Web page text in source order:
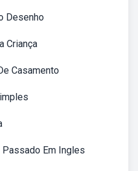
Desenho
Criança
Casamento
Em Ingles